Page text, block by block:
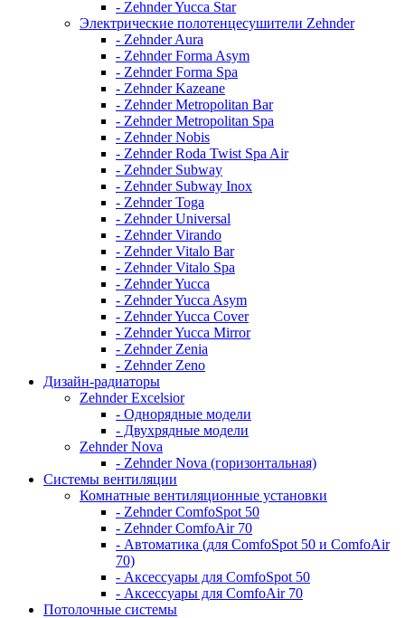
- Zehnder Yucca Star
Электрические полотенцесушители Zehnder
- Zehnder Aura
- Zehnder Forma Asym
- Zehnder Forma Spa
- Zehnder Kazeane
- Zehnder Metropolitan Bar
- Zehnder Metropolitan Spa
- Zehnder Nobis
- Zehnder Roda Twist Spa Air
- Zehnder Subway
- Zehnder Subway Inox
- Zehnder Toga
- Zehnder Universal
- Zehnder Virando
- Zehnder Vitalo Bar
- Zehnder Vitalo Spa
- Zehnder Yucca
- Zehnder Yucca Asym
- Zehnder Yucca Cover
- Zehnder Yucca Mirror
- Zehnder Zenia
- Zehnder Zeno
Дизайн-радиаторы
Zehnder Excelsior
- Однорядные модели
- Двухрядные модели
Zehnder Nova
- Zehnder Nova (горизонтальная)
Системы вентиляции
Комнатные вентиляционные установки
- Zehnder ComfoSpot 50
- Zehnder ComfoAir 70
- Автоматика (для ComfoSpot 50 и ComfoAir
70)
- Аксессуары для ComfoSpot 50
- Аксессуары для ComfoAir 70
Потолочные системы